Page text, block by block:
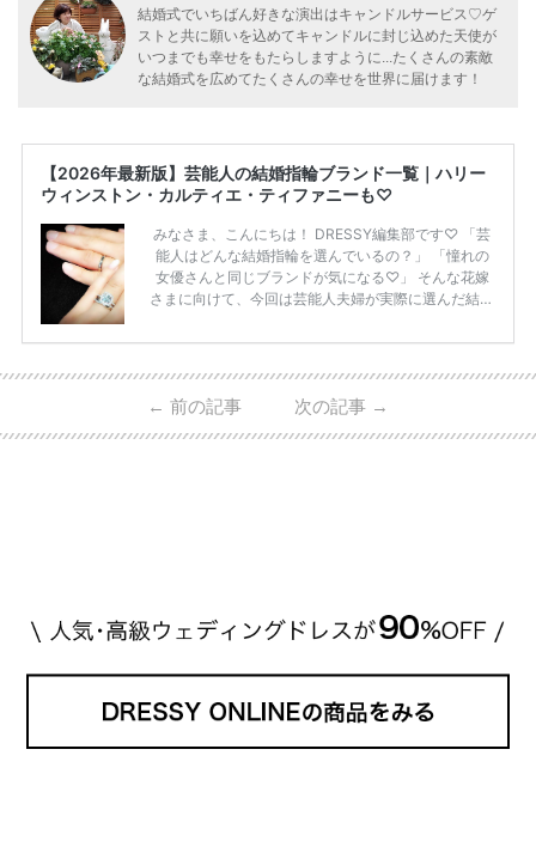
結婚式でいちばん好きな演出はキャンドルサービス♡ゲ
ストと共に願いを込めてキャンドルに封じ込めた天使が
いつまでも幸せをもたらしますように...たくさんの素敵
な結婚式を広めてたくさんの幸せを世界に届けます！
【2026年最新版】芸能人の結婚指輪ブランド一覧｜ハリー
ウィンストン・カルティエ・ティファニーも♡
みなさま、こんにちは！ DRESSY編集部です♡ 「芸
能人はどんな結婚指輪を選んでいるの？」 「憧れの
女優さんと同じブランドが気になる♡」 そんな花嫁
さまに向けて、今回は芸能人夫婦が実際に選んだ結婚
ーウィンストンやカルティエ、ティファニーなど世界
日本で人気のブランドまで幅広くご紹介。 さらに、
・愛用している芸能人夫婦 ・リングの特徴や魅力 ・
← 前の記事 次の記事 →